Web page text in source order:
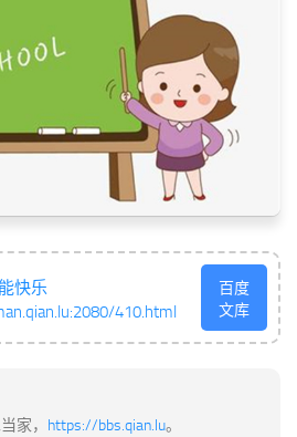
快乐
410.html
百度
文库
家， https://bbs.qian.lu。